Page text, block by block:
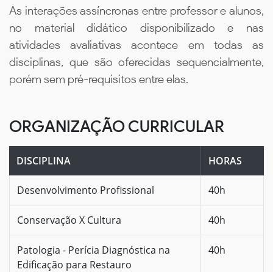
As interações assíncronas entre professor e alunos,
no material didático disponibilizado e nas
atividades avaliativas acontece em todas as
disciplinas, que são oferecidas sequencialmente,
porém sem pré-requisitos entre elas.
ORGANIZAÇÃO CURRICULAR
DISCIPLINA HORAS
Desenvolvimento Profissional 40h
Conservação X Cultura 40h
Patologia - Perícia Diagnóstica na
Edificação para Restauro
40h